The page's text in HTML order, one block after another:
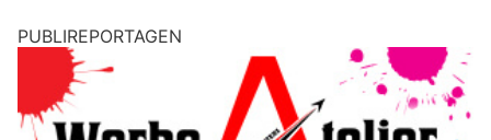
PUBLIREPORTAGEN